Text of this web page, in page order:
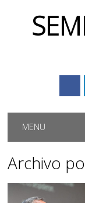
Menú
MENU
Archivo